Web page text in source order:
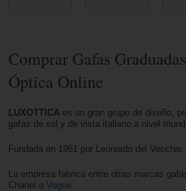
Comprar Gafas
Óptica Online
LUXOTTICA es un gran grupo de diseño,
gafas de sol y de vista italiano a nivel
Fundada en 1961 por Leonardo del Vecchio.
La empresa fabrica entre otras marcas
Chanel oVogue